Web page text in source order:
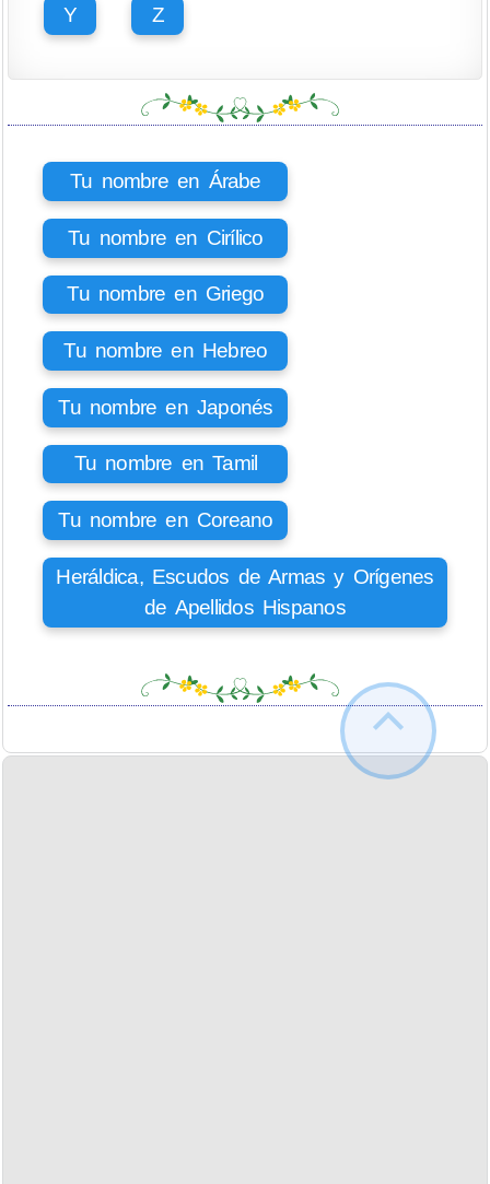
Y Z
Tu nombre en Árabe
Tu nombre en Cirílico
Tu nombre en Griego
Tu nombre en Hebreo
Tu nombre en Japonés
Tu nombre en Tamil
Tu nombre en Coreano
Heráldica, Escudos de Armas y Orígenes
de Apellidos Hispanos